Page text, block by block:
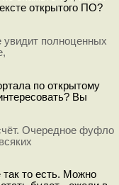
открытого ПО?
увидит полноценных
по открытому
Вы
Очередное фуфло
то есть. Можно